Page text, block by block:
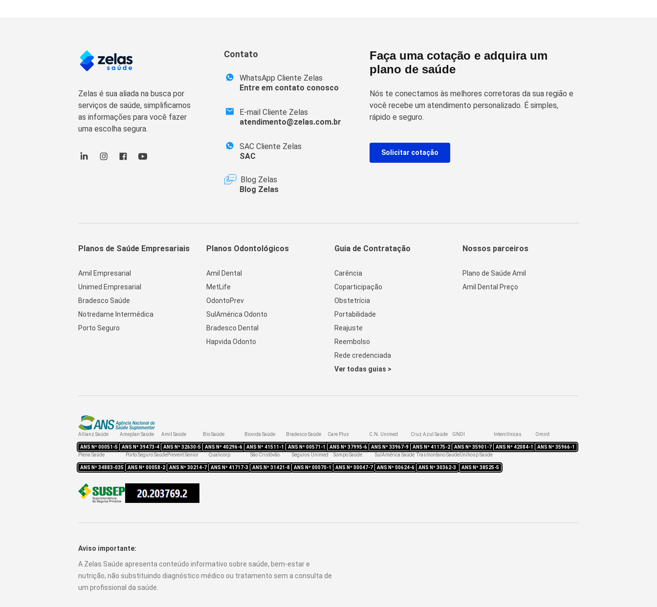
Zelas é sua aliada na busca por
serviços de saúde, simplificamos
as informações para você fazer
uma escolha segura.
Contato
WhatsApp Cliente Zelas
Entre em contato conosco
E-mail Cliente Zelas
atendimento@zelas.com.br
SAC Cliente Zelas
SAC
Blog Zelas
Blog Zelas
Faça uma cotação e adquira um
plano de saúde
Nós te conectamos às melhores corretoras da sua região e
você recebe um atendimento personalizado. É simples,
rápido e seguro.
Solicitar cotação
Planos de Saúde Empresariais
Amil Empresarial
Unimed Empresarial
Bradesco Saúde
Notredame Intermédica
Porto Seguro
Planos Odontológicos
Amil Dental
MetLife
OdontoPrev
SulAmérica Odonto
Bradesco Dental
Hapvida Odonto
Guia de Contratação
Carência
Coparticipação
Obstetrícia
Portabilidade
Reajuste
Reembolso
Rede credenciada
Ver todas guias >
Nossos parceiros
Plano de Saúde Amil
Amil Dental Preço
Allianz Saúde
ANS Nº 00051-5
Ameplan Saúde
ANS Nº 39473-4
Amil Saúde
ANS Nº 32630-5
Bio Saúde
ANS Nº 40296-6
Biovida Saúde
ANS Nº 41511-1
Bradesco Saúde
ANS Nº 00571-1
Care Plus
ANS Nº 37995-6
C.N. Unimed
ANS Nº 33967-9
Cruz Azul Saúde
ANS Nº 41175-2
GNDI
ANS Nº 35901-7
Interclínicas
ANS Nº 42084-1
Omint
ANS Nº 35966-1
Plena Saúde
ANS Nº 34883-035
Porto Seguro Saúde
ANS Nº 00058-2
Prevent Senior
ANS Nº 30214-7
Qualicorp
ANS Nº 41717-3
São Cristóvão
ANS Nº 31421-8
Seguros Unimed
ANS Nº 00070-1
Sompo Saúde
ANS Nº 00047-7
SulAmérica Saúde
ANS Nº 00624-6
Trasmontano Saúde
ANS Nº 30362-3
Unihosp Saúde
ANS Nº 38525-5
Aviso importante:
A Zelas Saúde apresenta conteúdo informativo sobre saúde, bem-estar e
nutrição, não substituindo diagnóstico médico ou tratamento sem a consulta de
um profissional da saúde.